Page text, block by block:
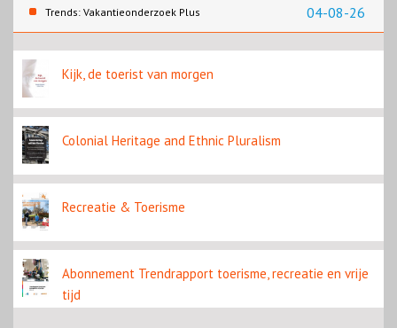
contentbron
04-08-26
Trends: Vakantieonderzoek Plus
Kijk, de toerist van morgen
Colonial Heritage and Ethnic Pluralism
Recreatie & Toerisme
Abonnement Trendrapport toerisme, recreatie en vrije
tijd